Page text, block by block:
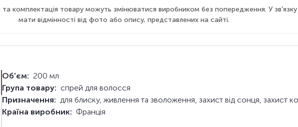
та комплектація товару можуть змінюватися виробником без попередження. У
мати відмінності від фото або опису, представлених на сайті.
Об'єм: 200 мл
Група товару: спрей для волосся
Призначення: для блиску, живлення та зволоження, захист від сонця, захист
Країна виробник: Франція